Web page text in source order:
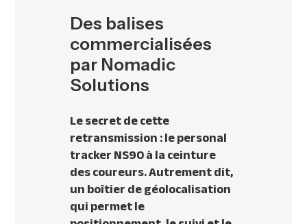
Des balises
commercialisées
par Nomadic
Solutions
Le secret de cette
retransmission : le personal
tracker NS90 à la ceinture
des coureurs. Autrement dit,
un boîtier de géolocalisation
qui permet le